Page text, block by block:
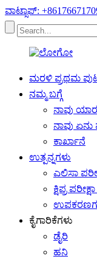
ವಾಟ್ಸಾಪ್:
ಮರಳಿ ಪ್ರಥಮ
ನಮ್ಮ ಬಗ್ಗೆ
ನಾವು
ನಾವು ಏನು
ಕಾರ್ಖಾನೆ
ಉತ್ಪನ್ನಗಳು
ಎಲಿಸಾ
ಕ್ಷಿಪ್ರ
ಕೈಗಾರಿಕೆಗಳು
ಡೈರಿ
ಹನಿ